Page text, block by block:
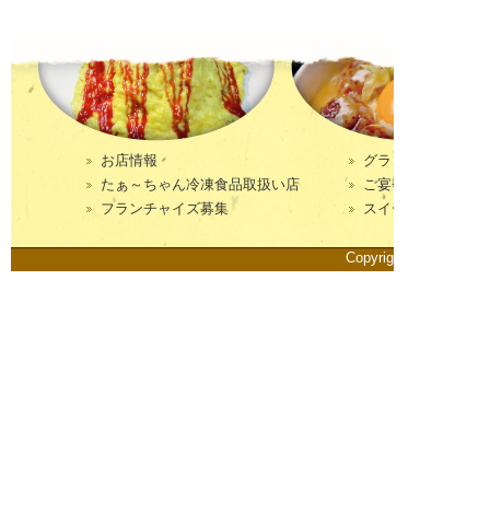
お店情報
たぁ～ちゃん冷凍食品取扱い店
フランチャイズ募集
グランドメニュー
ご宴会プラン
スイーツメニュー
Copyright©